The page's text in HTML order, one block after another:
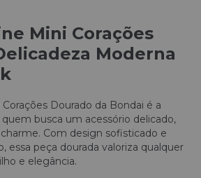
Mini Corações
Moderna
Dourado da Bondai é a
busca um acessório delicado,
Com design sofisticado e
essa peça dourada valoriza qualquer
e elegância.